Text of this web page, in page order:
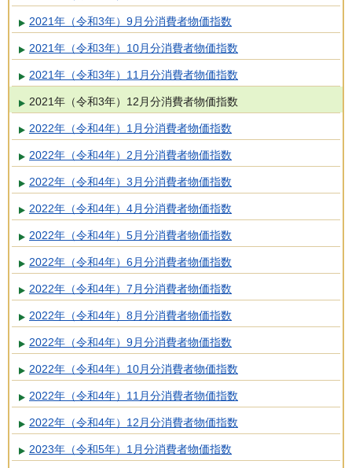
2021年（令和3年）9月分消費者物価指数
2021年（令和3年）10月分消費者物価指数
2021年（令和3年）11月分消費者物価指数
2021年（令和3年）12月分消費者物価指数
2022年（令和4年）1月分消費者物価指数
2022年（令和4年）2月分消費者物価指数
2022年（令和4年）3月分消費者物価指数
2022年（令和4年）4月分消費者物価指数
2022年（令和4年）5月分消費者物価指数
2022年（令和4年）6月分消費者物価指数
2022年（令和4年）7月分消費者物価指数
2022年（令和4年）8月分消費者物価指数
2022年（令和4年）9月分消費者物価指数
2022年（令和4年）10月分消費者物価指数
2022年（令和4年）11月分消費者物価指数
2022年（令和4年）12月分消費者物価指数
2023年（令和5年）1月分消費者物価指数